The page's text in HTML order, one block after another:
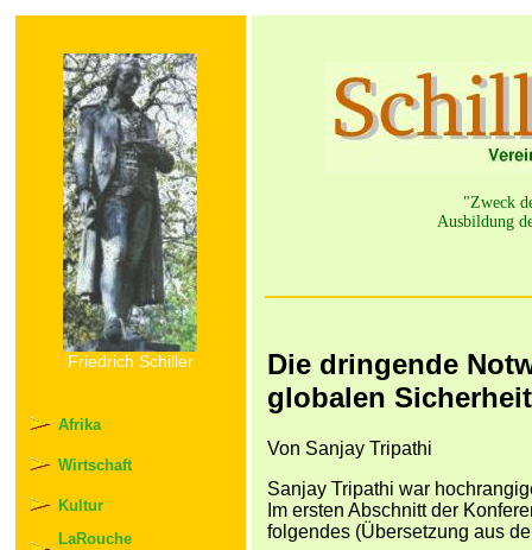
Friedrich Schiller
Afrika
Wirtschaft
Kultur
LaRouche
"Zweck
Ausbildung
Die dringende
globalen
Von Sanjay Tripathi
Sanjay Tripathi war
Im ersten Abschnitt der
folgendes (Übersetzung aus